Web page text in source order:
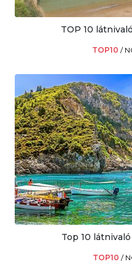
TOP 10
TOP10 /
Top 10
TOP10 /